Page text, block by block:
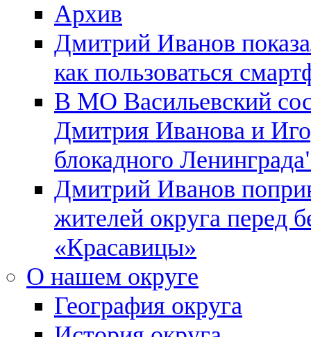
Архив
Дмитрий Иванов
как пользоваться
В МО Васильевский
Дмитрия Иванова и
блокадного
Дмитрий Иванов
жителей округа перед
«Красавицы»
О нашем округе
География округа